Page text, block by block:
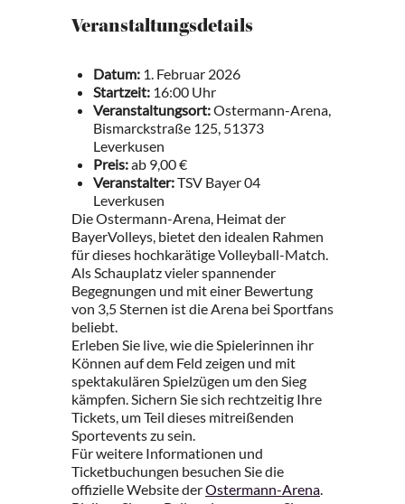
Veranstaltungsdetails
Datum: 1. Februar 2026
Startzeit: 16:00 Uhr
Veranstaltungsort:Ostermann-Arena,
Bismarckstraße 125, 51373
Leverkusen
Preis:ab 9,00 €
Veranstalter:TSV Bayer 04
Leverkusen
Die Ostermann-Arena, Heimat der
BayerVolleys, bietet den idealen Rahmen
für dieses hochkarätige Volleyball-Match.
Als Schauplatz vieler spannender
Begegnungen und mit einer Bewertung
von 3,5 Sternen ist die Arena bei Sportfans
beliebt.
Erleben Sie live, wie die Spielerinnen ihr
Können auf dem Feld zeigen und mit
spektakulären Spielzügen um den Sieg
kämpfen. Sichern Sie sich rechtzeitig Ihre
Tickets, um Teil dieses mitreißenden
Sportevents zu sein.
Für weitere Informationen und
Ticketbuchungen besuchen Sie die
offizielle Website derOstermann-Arena.